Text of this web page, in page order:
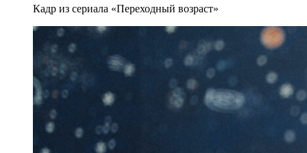
Кадр из сериала «Переходный возраст»